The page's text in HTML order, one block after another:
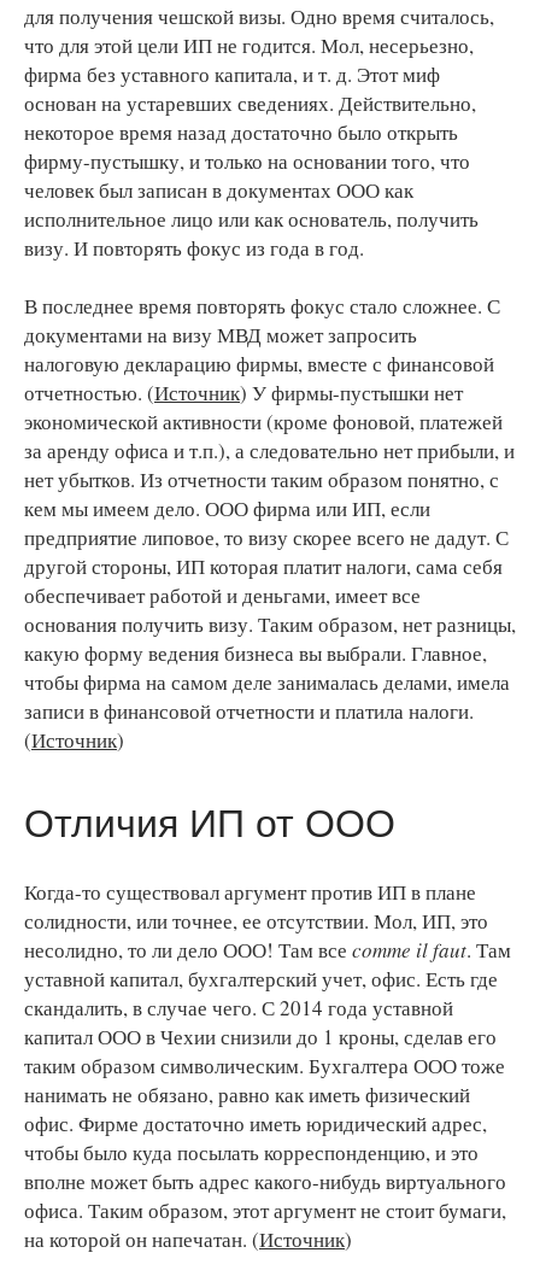
для получения чешской визы. Одно время считалось,
что для этой цели ИП не годится. Мол, несерьезно,
фирма без уставного капитала, и т. д. Этот миф
основан на устаревших сведениях. Действительно,
некоторое время назад достаточно было открыть
фирму-пустышку, и только на основании того, что
человек был записан в документах ООО как
исполнительное лицо или как основатель, получить
визу. И повторять фокус из года в год.
В последнее время повторять фокус стало сложнее. С
документами на визу МВД может запросить
налоговую декларацию фирмы, вместе с финансовой
отчетностью. (Источник) У фирмы-пустышки нет
экономической активности (кроме фоновой, платежей
за аренду офиса и т.п.), а следовательно нет прибыли, и
нет убытков. Из отчетности таким образом понятно, с
кем мы имеем дело. ООО фирма или ИП, если
предприятие липовое, то визу скорее всего не дадут. С
другой стороны, ИП которая платит налоги, сама себя
обеспечивает работой и деньгами, имеет все
основания получить визу. Таким образом, нет разницы,
какую форму ведения бизнеса вы выбрали. Главное,
чтобы фирма на самом деле занималась делами, имела
записи в финансовой отчетности и платила налоги.
(Источник)
Отличия ИП от OOO
Когда-то существовал аргумент против ИП в плане
солидности, или точнее, ее отсутствии. Мол, ИП, это
несолидно, то ли дело ООО! Там все comme il faut. Там
уставной капитал, бухгалтерский учет, офис. Есть где
скандалить, в случае чего. С 2014 года уставной
капитал ООО в Чехии снизили до 1 кроны, сделав его
таким образом символическим. Бухгалтера ООО тоже
нанимать не обязано, равно как иметь физический
офис. Фирме достаточно иметь юридический адрес,
чтобы было куда посылать корреспонденцию, и это
вполне может быть адрес какого-нибудь виртуального
офиса. Таким образом, этот аргумент не стоит бумаги,
на которой он напечатан. (Источник)